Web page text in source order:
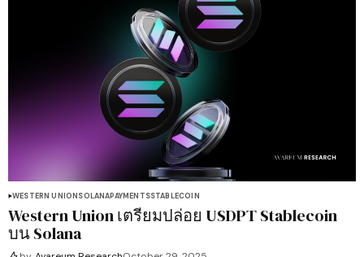
WESTERN UNIONSOLANAPAYMENTSSTABLECOIN
Western Union เตรียมปล่อย USDPT Stablecoin
บน Solana